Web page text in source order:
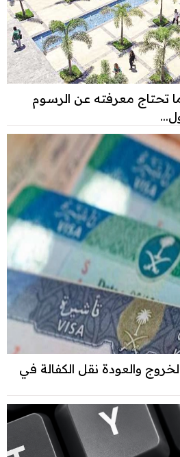
تحتاج معرفته عن الرسوم
والعودة نقل الكفالة في